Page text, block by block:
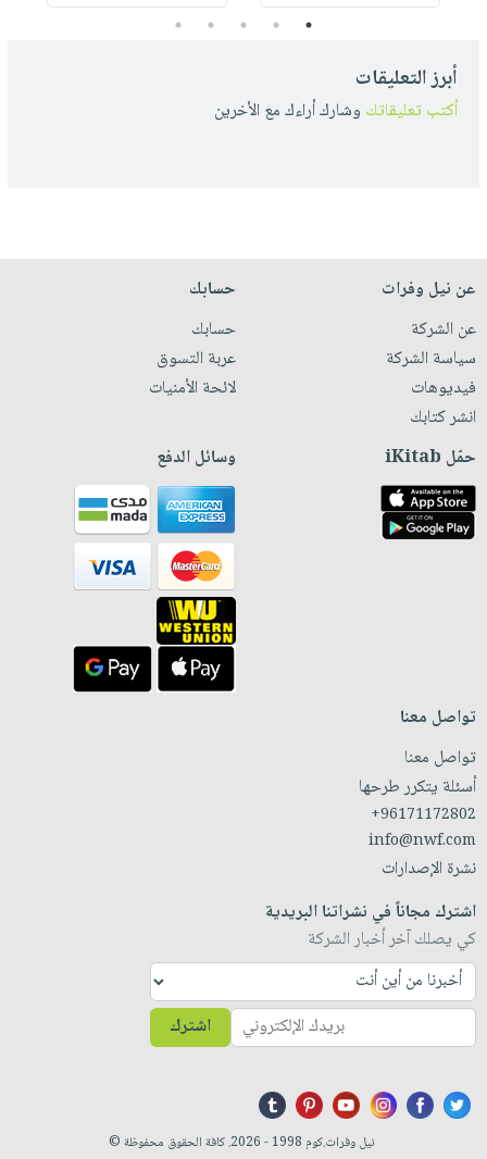
1
2
3
4
5
أبرز التعليقات
أكتب تعليقاتك وشارك أراءك مع الأخرين
عن نيل وفرات
عن الشركة
سياسة الشركة
فيديوهات
انشر كتابك
حسابك
حسابك
عربة التسوق
لائحة الأمنيات
حمّل iKitab وسائل الدفع
تواصل معنا
تواصل معنا
أسئلة يتكرر طرحها
+96171172802
info@nwf.com
نشرة الإصدارات
اشترك مجاناً في نشراتنا البريدية
كي يصلك آخر أخبار الشركة
اشترك
نيل وفرات.كوم 1998 - 2026. كافة الحقوق محفوظة ©